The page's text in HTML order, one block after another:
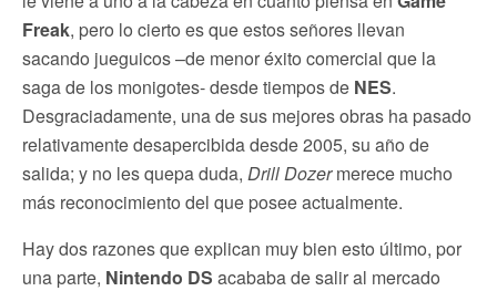
Freak, pero lo cierto es que estos señores llevan
sacando jueguicos –de menor éxito comercial que la
saga de los monigotes- desde tiempos de NES.
Desgraciadamente, una de sus mejores obras ha pasado
relativamente desapercibida desde 2005, su año de
salida; y no les quepa duda, Drill Dozermerece mucho
más reconocimiento del que posee actualmente.
Hay dos razones que explican muy bien esto último, por
una parte, Nintendo DS acababa de salir al mercado